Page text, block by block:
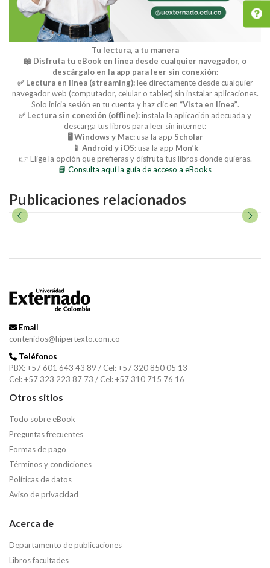
Tu lectura, a tu manera
📖 Disfruta tu eBook en línea desde cualquier navegador, o
descárgalo en la app para leer sin conexión:
✅ Lectura en línea (streaming):lee directamente desde cualquier
navegador web (computador, celular o tablet) sin instalar aplicaciones.
Solo inicia sesión en tu cuenta y haz clic en “Vista en línea”.
✅ Lectura sin conexión (offline):instala la aplicación adecuada y
descarga tus libros para leer sin internet:
🖥️ Windows y Mac:usa la app Scholar
📱 Android y iOS:usa la app Mon’k
👉 Elige la opción que prefieras y disfruta tus libros donde quieras.
📘 Consulta aquí la guía de acceso a eBooks
Publicaciones relacionados
Email
contenidos@hipertexto.com.co
Teléfonos
PBX: +57 601 643 43 89 / Cel: +57 320 850 05 13
Cel: +57 323 223 87 73 / Cel: +57 310 715 76 16
Otros sitios
Todo sobre eBook
Preguntas frecuentes
Formas de pago
Términos y condiciones
Políticas de datos
Aviso de privacidad
Acerca de
Departamento de publicaciones
Libros facultades